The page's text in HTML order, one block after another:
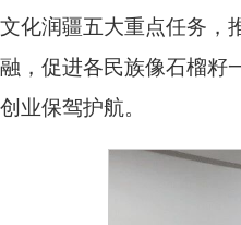
文化润疆五大重点任务，
融，促进各民族像石榴籽
创业保驾护航。